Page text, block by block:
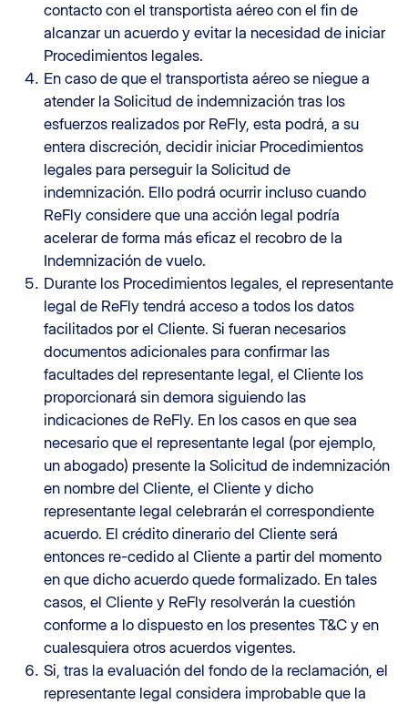
contacto con el transportista aéreo con el fin de
alcanzar un acuerdo y evitar la necesidad de iniciar
Procedimientos legales.
En caso de que el transportista aéreo se niegue a
atender la Solicitud de indemnización tras los
esfuerzos realizados por ReFly, esta podrá, a su
entera discreción, decidir iniciar Procedimientos
legales para perseguir la Solicitud de
indemnización. Ello podrá ocurrir incluso cuando
ReFly considere que una acción legal podría
acelerar de forma más eficaz el recobro de la
Indemnización de vuelo.
Durante los Procedimientos legales, el representante
legal de ReFly tendrá acceso a todos los datos
facilitados por el Cliente. Si fueran necesarios
documentos adicionales para confirmar las
facultades del representante legal, el Cliente los
proporcionará sin demora siguiendo las
indicaciones de ReFly. En los casos en que sea
necesario que el representante legal (por ejemplo,
un abogado) presente la Solicitud de indemnización
en nombre del Cliente, el Cliente y dicho
representante legal celebrarán el correspondiente
acuerdo. El crédito dinerario del Cliente será
entonces re-cedido al Cliente a partir del momento
en que dicho acuerdo quede formalizado. En tales
casos, el Cliente y ReFly resolverán la cuestión
conforme a lo dispuesto en los presentes T&C y en
cualesquiera otros acuerdos vigentes.
Si, tras la evaluación del fondo de la reclamación, el
representante legal considera improbable que la